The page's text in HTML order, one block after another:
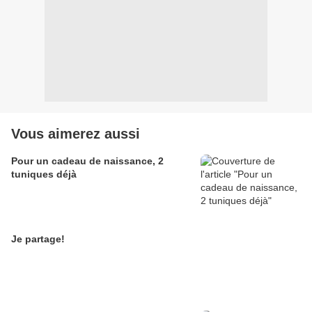
Vous aimerez aussi
Pour un cadeau de naissance, 2
tuniques déjà
Je partage!